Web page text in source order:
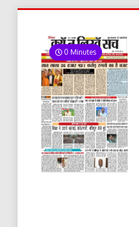
0 Minutes